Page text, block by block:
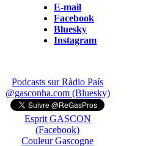
E-mail
Facebook
Bluesky
Instagram
Podcasts sur Ràdio País
@gasconha.com (Bluesky)
Esprit GASCON
(Facebook)
Couleur Gascogne